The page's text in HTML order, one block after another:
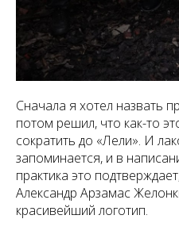
Сначала я хотел назвать
потом решил, что как-то
сократить до «Лели». И
запоминается, и в
практика это
Александр Арзамас
красивейший логотип.